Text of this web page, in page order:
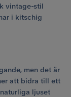
vintage-stil
i kitschig
men det är
att bidra till ett
ljuset